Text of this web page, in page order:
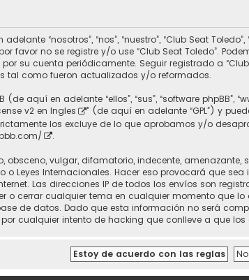
“nosotros”, “nos”, “nuestro”, “Club Seat
favor no se registre y/o use “Club Seat Toledo”.
su cuenta periódicamente. Seguir registrado a
tal como fueron actualizados y/o reformados.
aquí en adelante “ellos”, “sus”, “software phpBB”,
v2 en Ingles ” (de aquí en adelante “GPL”) y
los excluye de lo que aprobamos y/o
.
vulgar, difamatorio, indecente,
o Leyes Internacionales. Hacer eso provocará que
Las direcciones IP de todos los envíos son
o cerrar cualquier tema en cualquier momento
de datos. Dado que esta información no será
cualquier intento de hacking que conlleve a que